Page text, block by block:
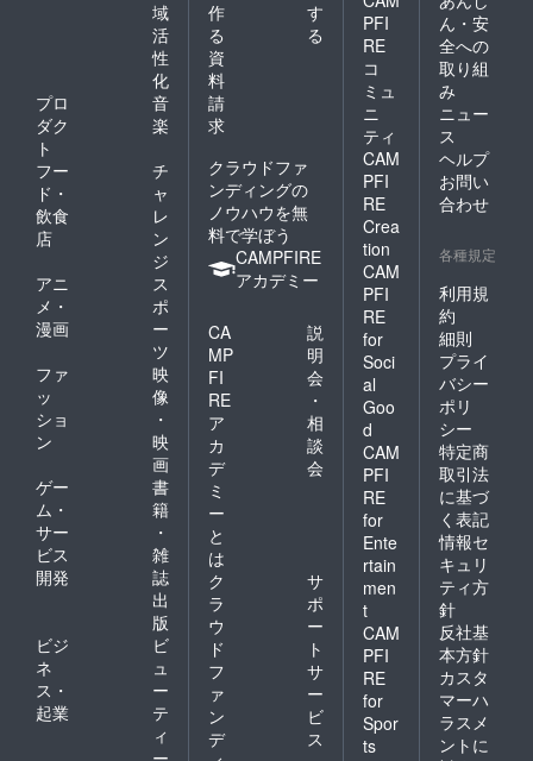
域
活
性
化
プロ
ダク
ト
音
楽
フー
ド・
飲食
店
チ
ャ
レ
ン
ジ
アニ
メ・
漫画
ス
ポ
ー
ツ
ファ
ッ
ショ
ン
映
像
・
映
画
ゲー
ム・
サー
ビス
開発
書
籍
・
雑
誌
出
版
ビジ
ネ
ス・
起業
ビ
ュ
ー
テ
ィ
作
る
す
る
資
料
請
求
クラウドファ
ンディングの
ノウハウを無
料で学ぼう
CAMPFIRE
アカデミー
CA
MP
FI
RE
ア
カ
デ
ミ
ー
と
は
説
明
会
・
相
談
会
ク
ラ
ウ
ド
フ
ァ
ン
デ
サ
ポ
ー
ト
サ
ー
ビ
ス
PFI
RE
コ
ミュ
ニ
ティ
CAM
PFI
RE
Crea
tion
CAM
PFI
RE
for
Soci
al
Goo
d
CAM
PFI
RE
for
Ente
rtain
men
t
CAM
PFI
RE
for
Spor
ts
ん・安
全への
取り組
み
ニュー
ス
ヘルプ
お問い
合わせ
各種規定
利用規
約
細則
プライ
バシー
ポリ
シー
特定商
取引法
に基づ
く表記
情報セ
キュリ
ティ方
針
反社基
本方針
カスタ
マーハ
ラスメ
ントに